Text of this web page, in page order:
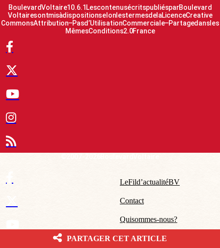
Boulevard Voltaire 10.6.1 Les contenus écrits publiés par Boulevard
Voltaire sont mis à disposition selon les termes de la Licence Creative
Commons Attribution – Pas d’Utilisation Commerciale – Partage dans les
Mêmes Conditions 2.0 France
Le Fil d’actualité BV
Contact
Qui sommes-nous ?
Mentions légales – CGU
PARTAGER CET ARTICLE